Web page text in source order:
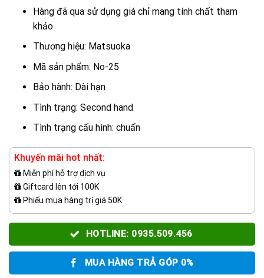
5.500.000₫.
tại
Hàng đã qua sử dụng giá chỉ mang tính chất tham
khảo
Thương hiệu: Matsuoka
Mã sản phẩm: No-25
Bảo hành: Dài hạn
Tình trạng: Second hand
Tình trạng cấu hình: chuẩn
Khuyến mãi hot nhất:
Miễn phí hỗ trợ dịch vụ
Giftcard lên tới 100K
Phiếu mua hàng trị giá 50K
HOTLINE: 0935.509.456
MUA HÀNG TRẢ GÓP 0%